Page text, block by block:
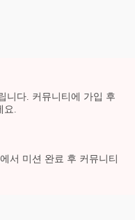
니다. 커뮤니티에 가입 후
요.
서 미션 완료 후 커뮤니티